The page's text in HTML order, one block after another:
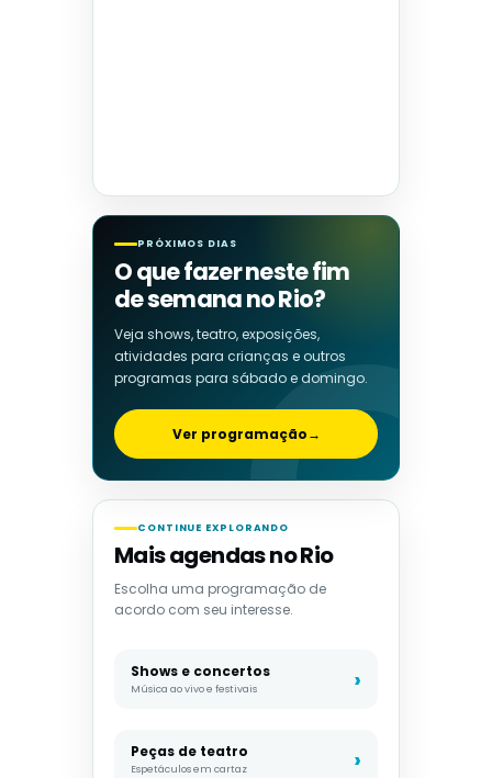
PRÓXIMOS DIAS
O que fazer neste fim
de semana no Rio?
Veja shows, teatro, exposições,
atividades para crianças e outros
programas para sábado e domingo.
Ver programação→
CONTINUE EXPLORANDO
Mais agendas no Rio
Escolha uma programação de
acordo com seu interesse.
Shows e concertos
Música ao vivo e festivais
Peças de teatro
Espetáculos em cartaz